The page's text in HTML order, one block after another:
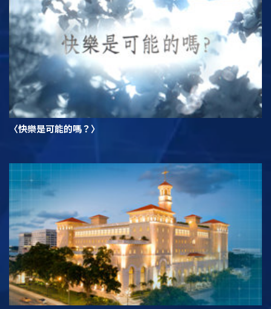
〈快樂是可能的嗎？〉